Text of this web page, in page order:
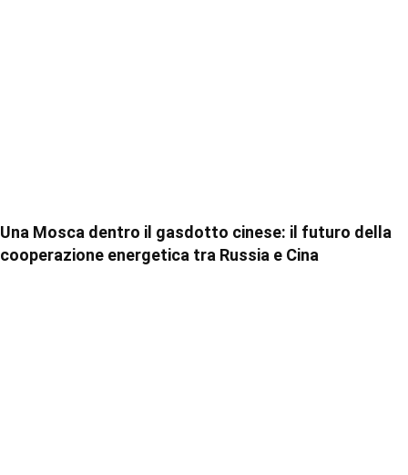
Una Mosca dentro il gasdotto cinese: il futuro della
cooperazione energetica tra Russia e Cina